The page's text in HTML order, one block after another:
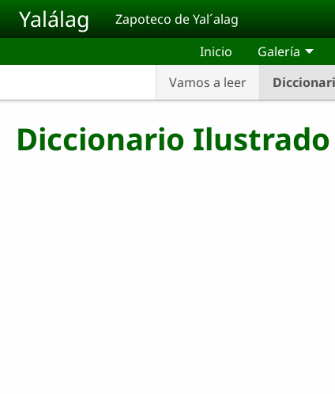
Pasar al contenido principal
Yalálag Zapoteco de Yal´alag
Inicio Galería
Vamos a leer
Diccionario Ilustrado